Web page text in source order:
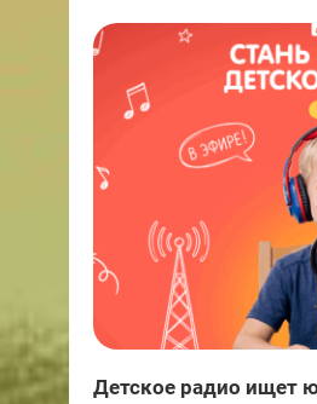
Детское радио ищет